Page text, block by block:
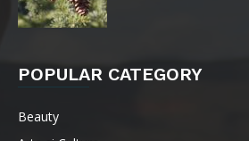
POPULAR CATEGORY
Beauty